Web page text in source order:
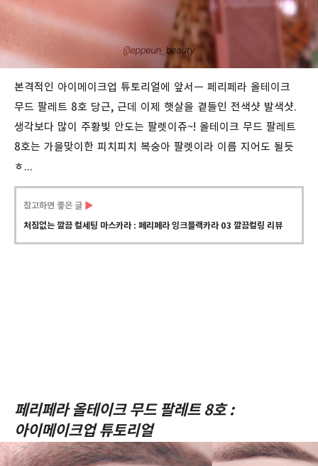
본격적인 아이메이크업 튜토리얼에 앞서ㅡ 페리페라 올테이크
무드 팔레트 8호 당근, 근데 이제 햇살을 곁들인 전색샷 발색샷.
생각보다 많이 주황빛 안도는 팔렛이쥬~! 올테이크 무드 팔레트
8호는 가을맞이한 피치피치 복숭아 팔렛이라 이름 지어도 될듯
ㅎ...
참고하면 좋은 글 ▶
처짐없는 깔끔 컬세팅 마스카라 : 페리페라 잉크블랙카라 03 깔끔컬링 리뷰
페리페라 올테이크 무드 팔레트 8호 :
아이메이크업 튜토리얼